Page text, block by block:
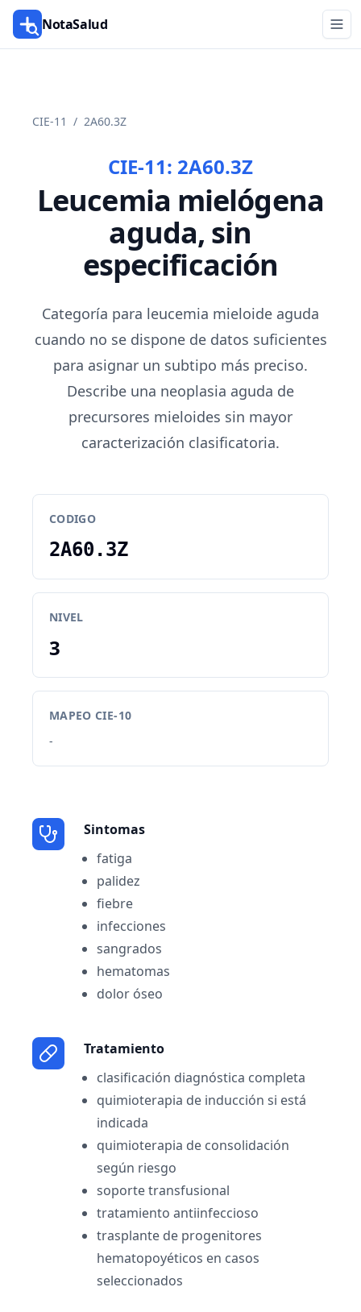
NotaSalud
CIE-11 / 2A60.3Z
CIE-11: 2A60.3Z
Leucemia mielógena
aguda, sin
especificación
Categoría para leucemia mieloide aguda
cuando no se dispone de datos suficientes
para asignar un subtipo más preciso.
Describe una neoplasia aguda de
precursores mieloides sin mayor
caracterización clasificatoria.
CODIGO
2A60.3Z
NIVEL
3
MAPEO CIE-10
-
Sintomas
fatiga
palidez
fiebre
infecciones
sangrados
hematomas
dolor óseo
Tratamiento
clasificación diagnóstica completa
quimioterapia de inducción si está
indicada
quimioterapia de consolidación
según riesgo
soporte transfusional
tratamiento antiinfeccioso
trasplante de progenitores
hematopoyéticos en casos
seleccionados